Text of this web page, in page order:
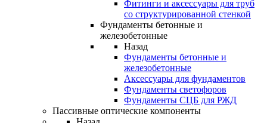
Фитинги и аксессуары для труб
со структурированной стенкой
Фундаменты бетонные и
железобетонные
Назад
Фундаменты бетонные и
железобетонные
Аксессуары для фундаментов
Фундаменты светофоров
Фундаменты СЦБ для РЖД
Пассивные оптические компоненты